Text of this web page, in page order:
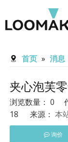
首页 » 消息
夹心泡芙
浏览数量： 0
18 来源： 本
询价